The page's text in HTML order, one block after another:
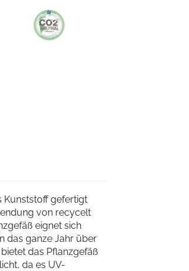
Kunststoff gefertigt
von recycelt
eignet sich
das ganze Jahr über
das Pflanzgefäß
da es UV-